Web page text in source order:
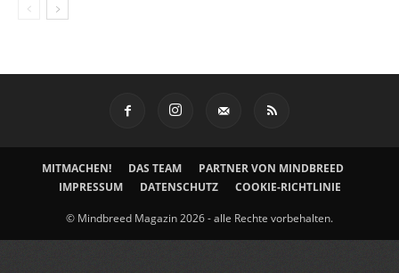
MITMACHEN! DAS TEAM
PARTNER VON MINDBREED
IMPRESSUM
DATENSCHUTZ COOKIE-RICHTLINIE
© Mindbreed Magazin 2026 - alle Rechte vorbehalten.